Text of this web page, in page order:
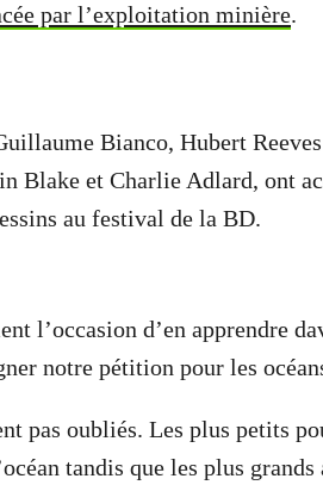
par l’exploitation minière.
Bianco, Hubert
Blake et Charlie Adlard, ont
au festival de la BD.
l’occasion d’en apprendre
notre pétition pour les
pas oubliés. Les plus petits
tandis que les plus